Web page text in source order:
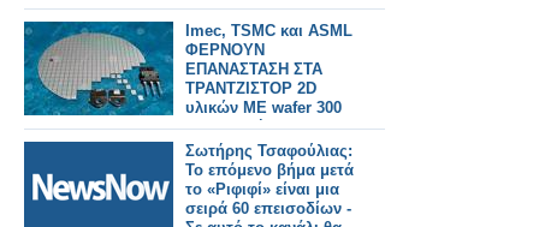
Imec, TSMC και ASML
ΦΕΡΝΟΥΝ
ΕΠΑΝΑΣΤΑΣΗ ΣΤΑ
ΤΡΑΝΤΖΙΣΤΟΡ 2D
υλικών ΜΕ wafer 300
mm, με βήμα 50 nm
Σωτήρης Τσαφούλιας:
Το επόμενο βήμα μετά
το «Ριφιφί» είναι μια
σειρά 60 επεισοδίων -